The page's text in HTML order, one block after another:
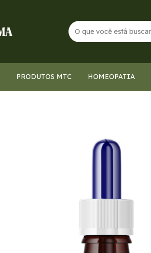
PRODUTOS MTC HOMEOPATIA